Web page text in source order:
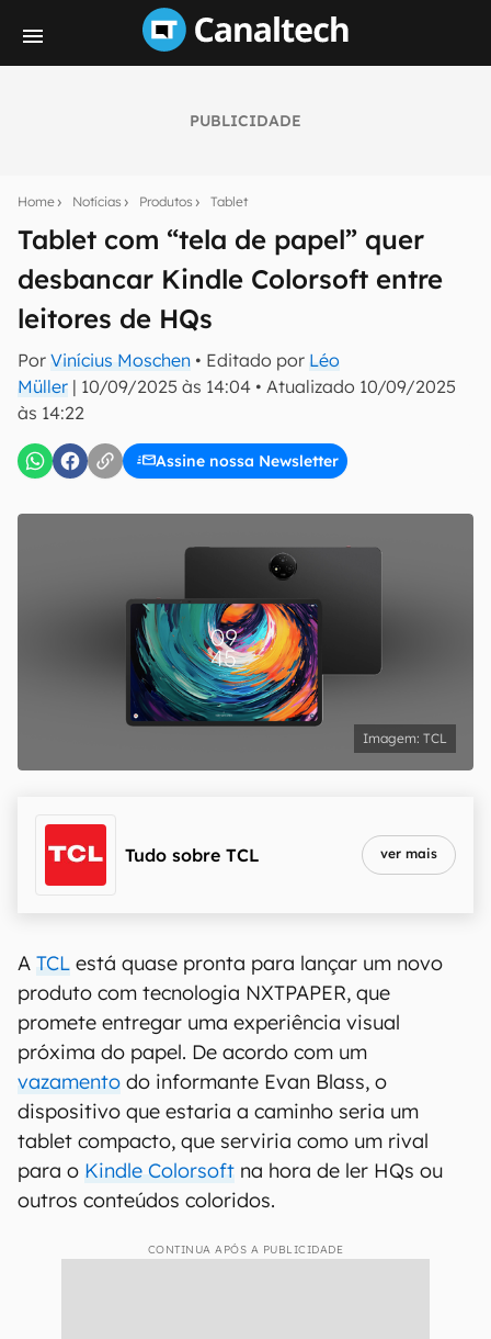
PUBLICIDADE
Home Notícias Produtos Tablet
Tablet com “tela de papel” quer
desbancar Kindle Colorsoft entre
leitores de HQs
Por Vinícius Moschen • Editado por Léo
Müller | 10/09/2025 às 14:04 • Atualizado 10/09/2025
às 14:22
Assine nossa Newsletter
notícias e reviews sobre tecnologia em primeira
mão.
E-mail
inscreva-se
Uso e Política de Privacidade do Canaltech.
TCL
Tudo sobre TCL ver mais
A TCL está quase pronta para lançar um novo
produto com tecnologia NXTPAPER, que
promete entregar uma experiência visual
próxima do papel. De acordo com um
vazamento do informante Evan Blass, o
dispositivo que estaria a caminho seria um
tablet compacto, que serviria como um rival
para o Kindle Colorsoft na hora de ler HQs ou
outros conteúdos coloridos.
CONTINUA APÓS A PUBLICIDADE